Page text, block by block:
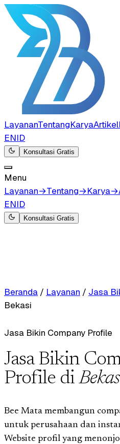
LayananTentangKaryaArtikel
ENID
Konsultasi Gratis
Menu
Layanan→Tentang→Karya→
ENID
Konsultasi Gratis
Beranda / Layanan / Jasa
Bekasi
Jasa Bikin Company Profile
Jasa Bikin
Profile di
Bee Mata membangun
untuk perusahaan dan
Website profil yang